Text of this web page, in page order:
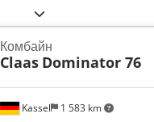
Kassel 1 583 km
Комбайн
Claas Dominator 76